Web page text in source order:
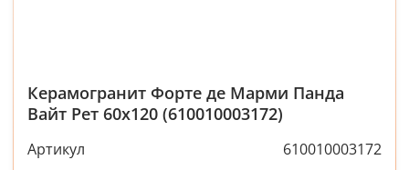
Керамогранит Форте де Марми Панда
Вайт Рет 60x120 (610010003172)
Артикул
610010003172